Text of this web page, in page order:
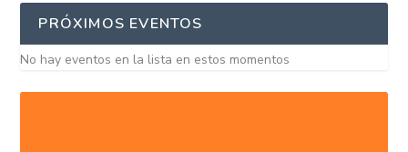
PRÓXIMOS EVENTOS
No hay eventos en la lista en estos momentos